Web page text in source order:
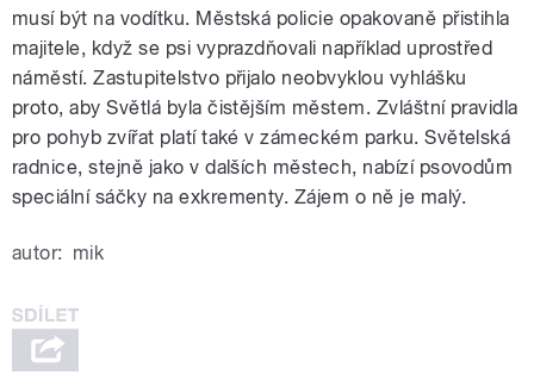
musí být na vodítku. Městská policie opakovaně přistihla
majitele, když se psi vyprazdňovali například uprostřed
náměstí. Zastupitelstvo přijalo neobvyklou vyhlášku
proto, aby Světlá byla čistějším městem. Zvláštní pravidla
pro pohyb zvířat platí také v zámeckém parku. Světelská
radnice, stejně jako v dalších městech, nabízí psovodům
speciální sáčky na exkrementy. Zájem o ně je malý.
autor: mik